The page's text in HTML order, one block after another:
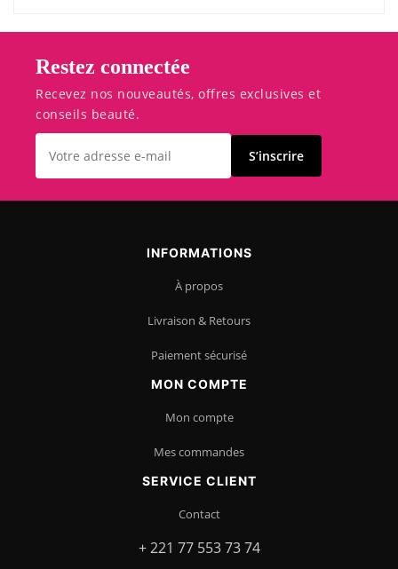
Restez connectée
Recevez nos nouveautés, offres exclusives et
conseils beauté.
S’inscrire
INFORMATIONS
À propos
Livraison & Retours
Paiement sécurisé
MON COMPTE
Mon compte
Mes commandes
SERVICE CLIENT
Contact
+ 221 77 553 73 74